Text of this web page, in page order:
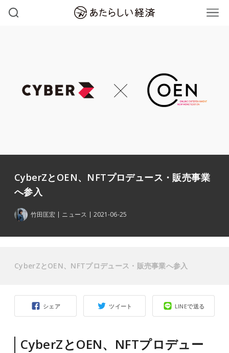
CyberZとOEN、NFTプロデュース・販売事業
へ参入
竹田匡宏 ニュース 2021-06-25
シェア ツイート LINEで送る
CyberZとOEN、NFTプロデュー
CyberZとOEN、NFTプロデュース・販売事業へ参入